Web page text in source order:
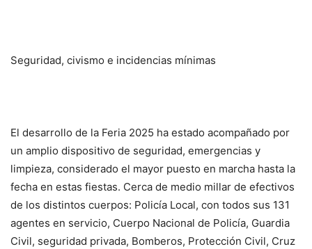
Seguridad, civismo e incidencias mínimas
El desarrollo de la Feria 2025 ha estado acompañado por
un amplio dispositivo de seguridad, emergencias y
limpieza, considerado el mayor puesto en marcha hasta la
fecha en estas fiestas. Cerca de medio millar de efectivos
de los distintos cuerpos: Policía Local, con todos sus 131
agentes en servicio, Cuerpo Nacional de Policía, Guardia
Civil, seguridad privada, Bomberos, Protección Civil, Cruz